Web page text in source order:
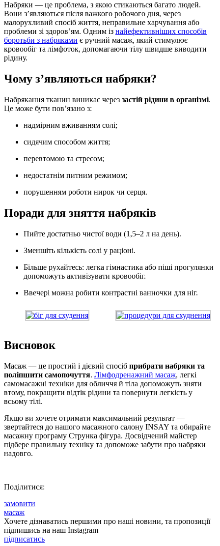
Набряки — це проблема, з якою стикаються багато людей.
Вони з’являються після важкого робочого дня, через
малорухливий спосіб життя, неправильне харчування або
проблеми зі здоров’ям. Одним із найефективніших способів
боротьби з набряками є ручний масаж, який стимулює
кровообіг та лімфоток, допомагаючи тілу швидше виводити
рідину.
Чому з’являються набряки?
Набрякання тканин виникає через застій рідини в організмі.
Це може бути пов’язано з:
надмірним вживанням солі;
сидячим способом життя;
перевтомою та стресом;
недостатнім питним режимом;
порушенням роботи нирок чи серця.
Поради для зняття набряків
Пийте достатньо чистої води (1,5–2 л на день).
Зменшіть кількість солі у раціоні.
Більше рухайтесь: легка гімнастика або піші прогулянки
допоможуть активізувати кровообіг.
Ввечері можна робити контрастні ванночки для ніг.
Висновок
Масаж — це простий і дієвий спосіб прибрати набряки та
поліпшити самопочуття. Лімфодренажний масаж, легкі
самомасажні техніки для обличчя й тіла допоможуть зняти
втому, покращити відтік рідини та повернути легкість у
всьому тілі.
Якщо ви хочете отримати максимальний результат —
звертайтеся до нашого масажного салону INSAY та обирайте
масажну програму Струнка фігура. Досвідчений майстер
підбере правильну техніку та допоможе забути про набряки
надовго.
Поділитися:
замовити
масаж
Хочете дізнаватись першими про наші новини, та пропозиції
підпишись на наш Instagram
підписатись